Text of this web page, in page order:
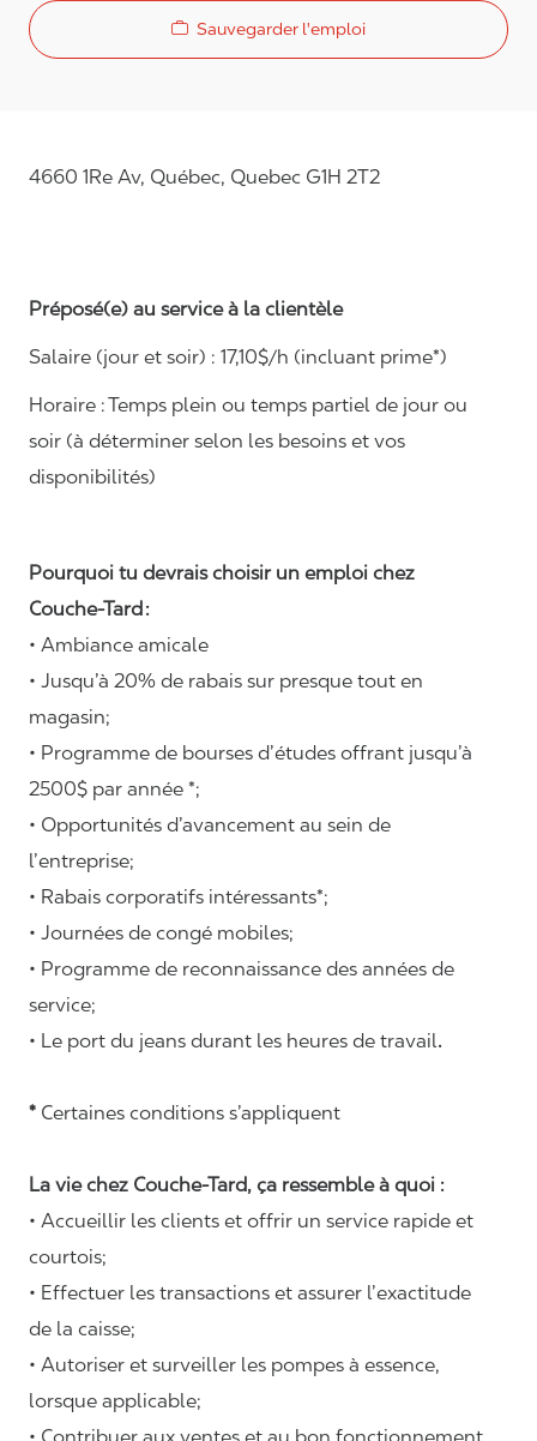
Sauvegarder l'emploi
4660 1Re Av, Québec, Quebec G1H 2T2
Préposé(e) au service à la clientèle
Salaire (jour et soir) : 17,10$/h (incluant prime*)
Horaire :Temps plein ou temps partiel de jour ou
soir (à déterminer selon les besoins et vos
disponibilités)
Pourquoi tu devrais choisir un emploi chez
Couche-Tard :
• Ambiance amicale
• Jusqu’à 20% de rabais sur presque tout en
magasin;
• Programme de bourses d’études offrant jusqu’à
2500$ par année *;
• Opportunités d’avancement au sein de
l’entreprise;
• Rabais corporatifs intéressants*;
• Journées de congé mobiles;
• Programme de reconnaissance des années de
service;
• Le port du jeans durant les heures de travail.
* Certaines conditions s’appliquent
La vie chez Couche-Tard, ça ressemble à quoi :
• Accueillir les clients et offrir un service rapide et
courtois;
• Effectuer les transactions et assurer l’exactitude
de la caisse;
• Autoriser et surveiller les pompes à essence,
lorsque applicable;